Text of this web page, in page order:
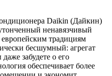
Daikin (Дайкин)
ненавязчивый
традициям
бесшумный: агрегат
забудете о его
обеспечивает более